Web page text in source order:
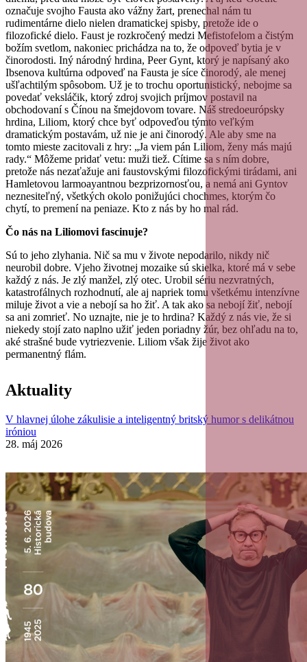
označuje svojho Fausta ako vážny žart, prenechal nám tu
rudimentárne dielo nielen dramatickej spisby, pretože ide o
filozofické dielo. Faust je rozkročený medzi Mefistofelom a čistým
božím svetlom, nakoniec prichádza na to, že odpoveď bytia je v
činorodosti. Iný národný hrdina, Peer Gynt, ktorý je napísaný ako
Ibsenova kultúrna odpoveď na Fausta je síce činorodý, ale menej
ušľachtilým spôsobom. Už je to trochu oportunistický, nebojme sa
povedať veksláčik, ktorý zdroj svojich príjmov postavil na
obchodovaní s Čínou na šmejdovom tovare. Náš stredoeurópsky
hrdina, Liliom, ktorý chce byť odpoveďou týmto veľkým
dramatickým postavám, už nie je ani činorodý. Ale aby sme na
tomto mieste zacitovali z hry: „Ja viem pán Liliom, ženy más majú
rady.“ Môžeme pridať vetu: muži tiež. Cítime sa s ním dobre,
pretože nás nezaťažuje ani faustovskými filozofickými tirádami, ani
Hamletovou larmoayantnou bezprizornosťou, a nemá ani Gyntov
neznesiteľný, všetkých okolo ponižujúci chochmes, ktorým čo
chytí, to premení na peniaze. Kto z nás by ho mal rád.
Čo nás na Liliomovi fascinuje?
Sú to jeho zlyhania. Nič sa mu v živote nepodarilo, nikdy nič
neurobil dobre. Vjeho životnej mozaike sú skielka, ktoré má v sebe
každý z nás. Je zlý manžel, zlý otec. Urobil sériu nezvratných,
katastrofálnych rozhodnutí, ale aj napriek tomu všetkému intenzívne
miluje život a vie a nebojí sa ho žiť. A tak ako sa nebojí žiť, nebojí
sa ani zomrieť. No uznajte, nie je to hrdina? Každý z nás vie, že si
niekedy stojí zato naplno užiť jeden poriadny žúr, bez ohľadu na to,
aké strašné bude vytriezvenie. Liliom však žije život ako
permanentný flám.
Aktuality
V hlavnej úlohe zákulisie a inteligentný britský humor s delikátnou
iróniou
28. máj 2026